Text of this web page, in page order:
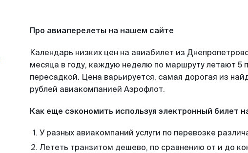
Про авиаперелеты на нашем сайте
Календарь низких цен на авиабилет из
месяца в году, каждую неделю по маршруту летают 5
пересадкой. Цена варьируется, самая дорогая из
рублей авиакомпанией Аэрофлот.
Как еще сэкономить используя электронный билет
У разных авиакомпаний услуги по перевозке
Лететь транзитом дешево, по сравнению от и до